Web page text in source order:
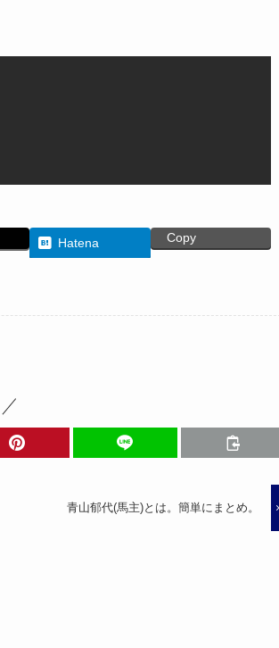
Hatena Copy
青山郁代(馬主)とは。簡単にまとめ。